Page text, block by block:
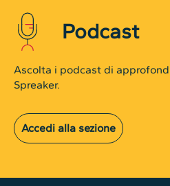
Podcast
Ascolta i podcast di
Spreaker.
Accedi alla sezione